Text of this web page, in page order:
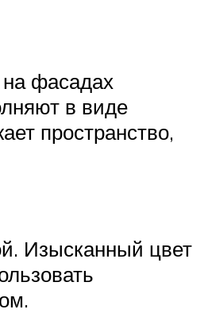
на фасадах
в виде
пространство,
Изысканный цвет